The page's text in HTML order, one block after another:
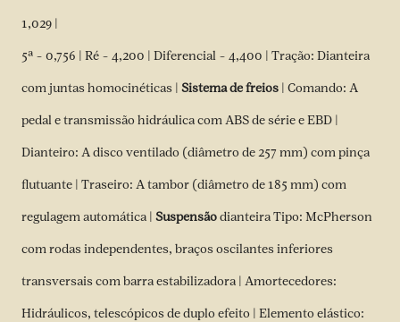
1,029 |
5ª – 0,756 | Ré – 4,200 | Diferencial – 4,400 | Tração: Dianteira
com juntas homocinéticas | Sistema de freios | Comando: A
pedal e transmissão hidráulica com ABS de série e EBD |
Dianteiro: A disco ventilado (diâmetro de 257 mm) com pinça
flutuante | Traseiro: A tambor (diâmetro de 185 mm) com
regulagem automática | Suspensãodianteira Tipo: McPherson
com rodas independentes, braços oscilantes inferiores
transversais com barra estabilizadora | Amortecedores:
Hidráulicos, telescópicos de duplo efeito | Elemento elástico: